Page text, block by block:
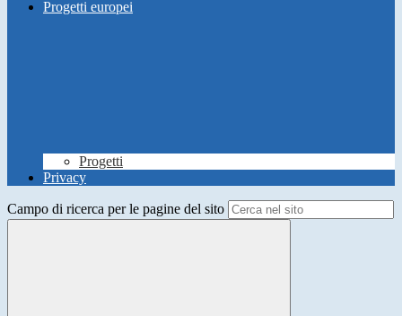
Progetti europei
Progetti
Privacy
Campo di ricerca per le pagine del sito